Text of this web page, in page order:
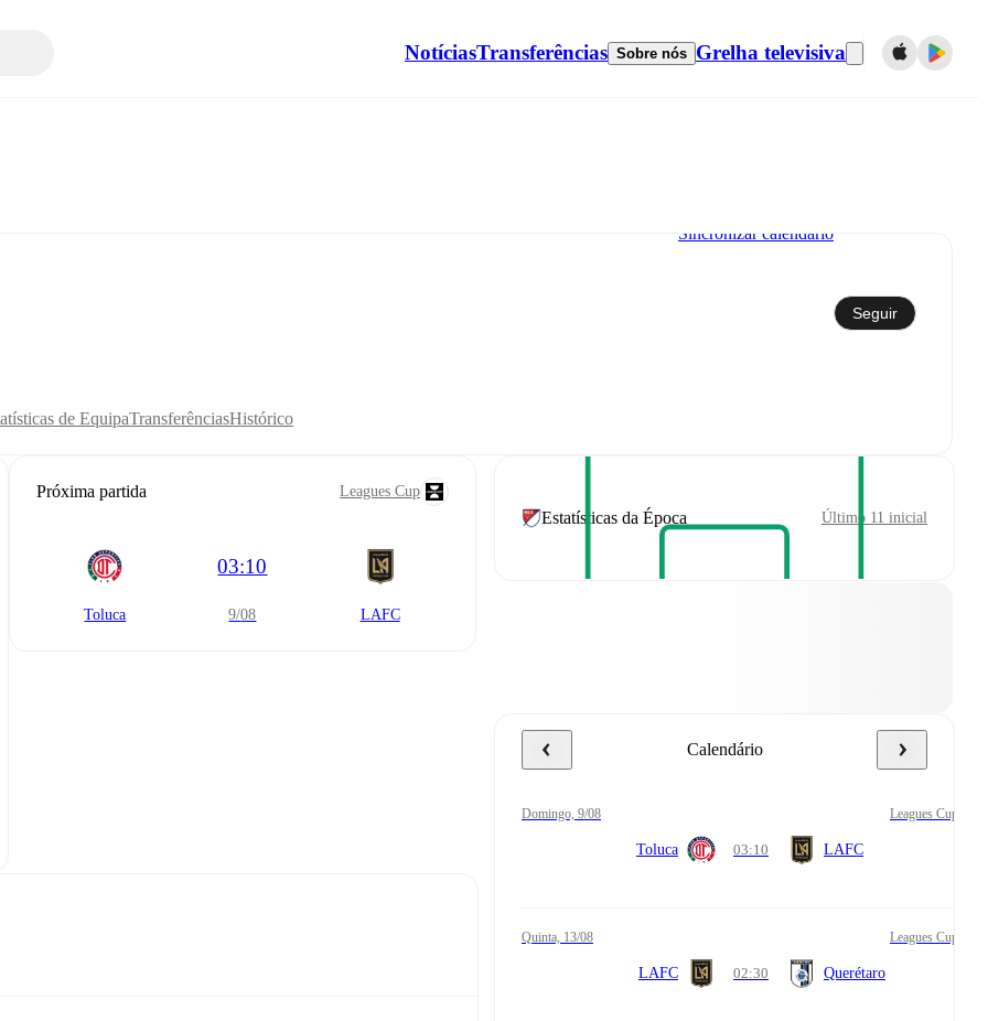
NotíciasTransferências Sobre nós Grelha televisiva
Sincronizar calendário
Seguir
de EquipaTransferênciasHistórico
Próxima partida Leagues Cup
Toluca
03:10
9/08 LAFC
Estatísticas da Época Último 11 inicial
Calendário
domingo, 9/08 Leagues Cup
Toluca 03:10 LAFC
quinta, 13/08 Leagues Cup
LAFC 02:30 Querétaro